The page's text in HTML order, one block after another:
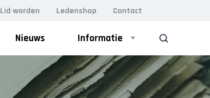
Lid worden Ledenshop Contact
VOLWASSEN GYM
Nieuws Informatie
Bestuur
Leiding
ZOEK